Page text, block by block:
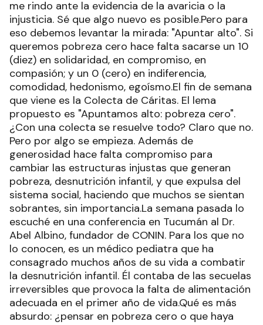
me rindo ante la evidencia de la avaricia o la
injusticia. Sé que algo nuevo es posible.Pero para
eso debemos levantar la mirada: "Apuntar alto". Si
queremos pobreza cero hace falta sacarse un 10
(diez) en solidaridad, en compromiso, en
compasión; y un 0 (cero) en indiferencia,
comodidad, hedonismo, egoísmo.El fin de semana
que viene es la Colecta de Cáritas. El lema
propuesto es "Apuntamos alto: pobreza cero".
¿Con una colecta se resuelve todo? Claro que no.
Pero por algo se empieza. Además de
generosidad hace falta compromiso para
cambiar las estructuras injustas que generan
pobreza, desnutrición infantil, y que expulsa del
sistema social, haciendo que muchos se sientan
sobrantes, sin importancia.La semana pasada lo
escuché en una conferencia en Tucumán al Dr.
Abel Albino, fundador de CONIN. Para los que no
lo conocen, es un médico pediatra que ha
consagrado muchos años de su vida a combatir
la desnutrición infantil. Él contaba de las secuelas
irreversibles que provoca la falta de alimentación
adecuada en el primer año de vida.Qué es más
absurdo: ¿pensar en pobreza cero o que haya